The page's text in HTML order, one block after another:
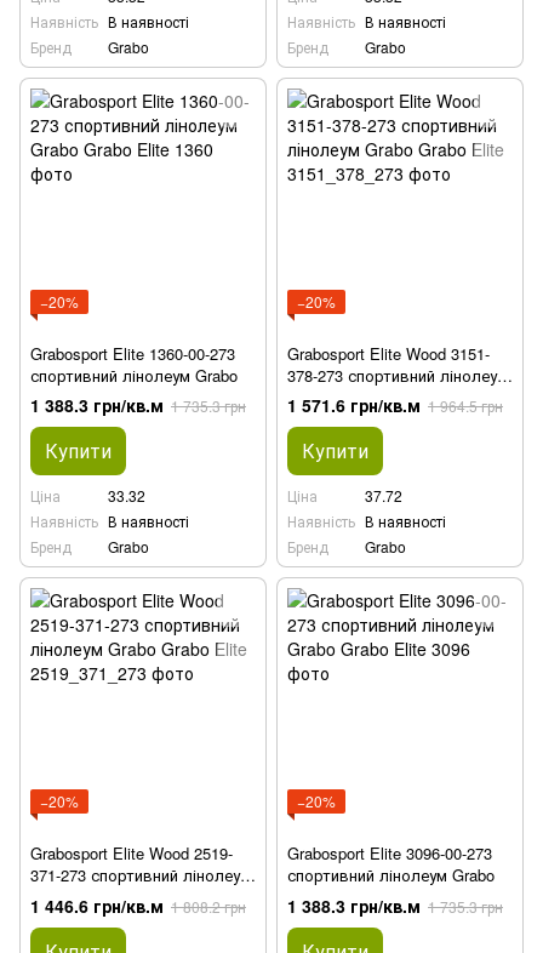
Наявність В наявності
Бренд
Grabo
Наявність В наявності
Бренд
Grabo
−20%
Grabosport Elite 1360-00-273
спортивний лінолеум Grabo
1 388.3 грн/кв.м 1 735.3 грн
Купити
Ціна
33.32
Наявність В наявності
Бренд
Grabo
−20%
Grabosport Elite Wood 3151-
378-273 спортивний лінолеум
Grabo
1 571.6 грн/кв.м 1 964.5 грн
Купити
Ціна
37.72
Наявність В наявності
Бренд
Grabo
−20%
Grabosport Elite Wood 2519-
371-273 спортивний лінолеум
Grabo
1 446.6 грн/кв.м 1 808.2 грн
−20%
Grabosport Elite 3096-00-273
спортивний лінолеум Grabo
1 388.3 грн/кв.м 1 735.3 грн